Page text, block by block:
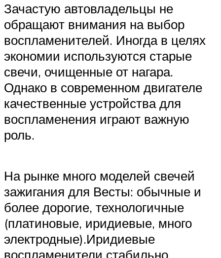
Зачастую автовладельцы не
обращают внимания на выбор
воспламенителей. Иногда в целях
экономии используются старые
свечи, очищенные от нагара.
Однако в современном двигателе
качественные устройства для
воспламенения играют важную
роль.
На рынке много моделей свечей
зажигания для Весты: обычные и
более дорогие, технологичные
(платиновые, иридиевые, много
электродные).Иридиевые
воспламенители стабильно